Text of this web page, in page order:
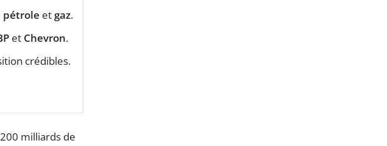
pétrole et gaz.
et Chevron.
crédibles.
milliards de